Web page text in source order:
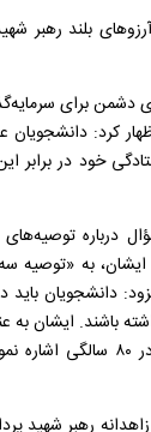
بلند رهبر
دشمن برای
کرد: دانشجویان
خود در برابر
درباره
ایشان، به «توصیه
دانشجویان باید
باشند. ایشان
کوهنوردی رهبر شهید
رهبر شهید